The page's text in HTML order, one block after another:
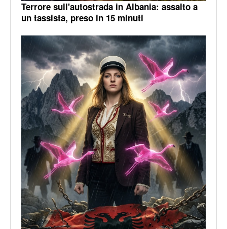
Terrore sull'autostrada in Albania: assalto a
un tassista, preso in 15 minuti